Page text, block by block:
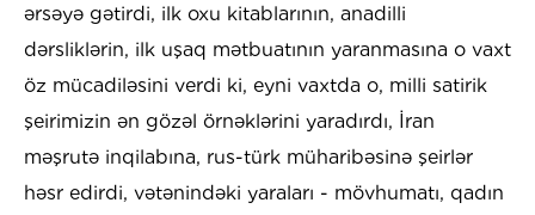
ərsəyə gətirdi, ilk oxu kitablarının, anadilli
dərsliklərin, ilk uşaq mətbuatının yaranmasına o vaxt
öz mücadiləsini verdi ki, eyni vaxtda o, milli satirik
şeirimizin ən gözəl örnəklərini yaradırdı, İran
məşrutə inqilabına, rus-türk müharibəsinə şeirlər
həsr edirdi, vətənindəki yaraları - mövhumatı, qadın